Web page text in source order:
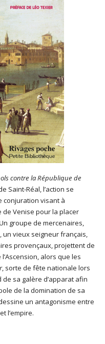
contre la République de
Saint-Réal, l’action se
conjuration visant à
Venise pour la placer
groupe de mercenaires,
un vieux seigneur français,
provençaux, projettent de
alors que les
, sorte de fête nationale lors
sa galère d’apparat afin
de la domination de sa
un antagonisme entre
l’empire.